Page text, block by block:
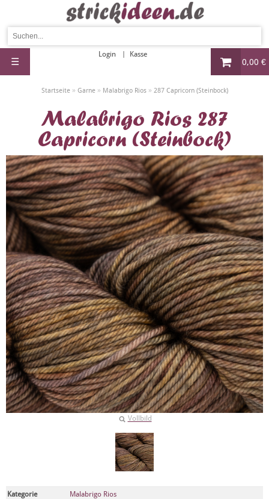
0,00 €
Login Kasse
☰
Startseite» Garne» Malabrigo Rios» 287 Capricorn (Steinbock)
Malabrigo Rios 287
Capricorn (Steinbock)
Vollbild
Kategorie
Malabrigo Rios